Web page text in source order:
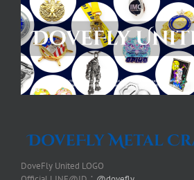
DoveFly United LOGO